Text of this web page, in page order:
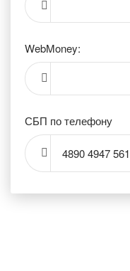
WebMoney:
СБП по телефону
4890 4947